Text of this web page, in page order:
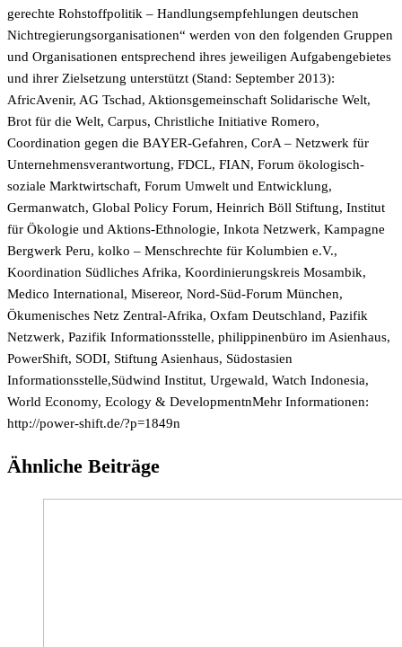
gerechte Rohstoffpolitik – Handlungsempfehlungen deutschen
Nichtregierungsorganisationen“ werden von den folgenden Gruppen
und Organisationen entsprechend ihres jeweiligen Aufgabengebietes
und ihrer Zielsetzung unterstützt (Stand: September 2013):
AfricAvenir, AG Tschad, Aktionsgemeinschaft Solidarische Welt,
Brot für die Welt, Carpus, Christliche Initiative Romero,
Coordination gegen die BAYER-Gefahren, CorA – Netzwerk für
Unternehmensverantwortung, FDCL, FIAN, Forum ökologisch-
soziale Marktwirtschaft, Forum Umwelt und Entwicklung,
Germanwatch, Global Policy Forum, Heinrich Böll Stiftung, Institut
für Ökologie und Aktions-Ethnologie, Inkota Netzwerk, Kampagne
Bergwerk Peru, kolko – Menschrechte für Kolumbien e.V.,
Koordination Südliches Afrika, Koordinierungskreis Mosambik,
Medico International, Misereor, Nord-Süd-Forum München,
Ökumenisches Netz Zentral-Afrika, Oxfam Deutschland, Pazifik
Netzwerk, Pazifik Informationsstelle, philippinenbüro im Asienhaus,
PowerShift, SODI, Stiftung Asienhaus, Südostasien
Informationsstelle,Südwind Institut, Urgewald, Watch Indonesia,
World Economy, Ecology & DevelopmentnMehr Informationen:
http://power-shift.de/?p=1849n
Ähnliche Beiträge